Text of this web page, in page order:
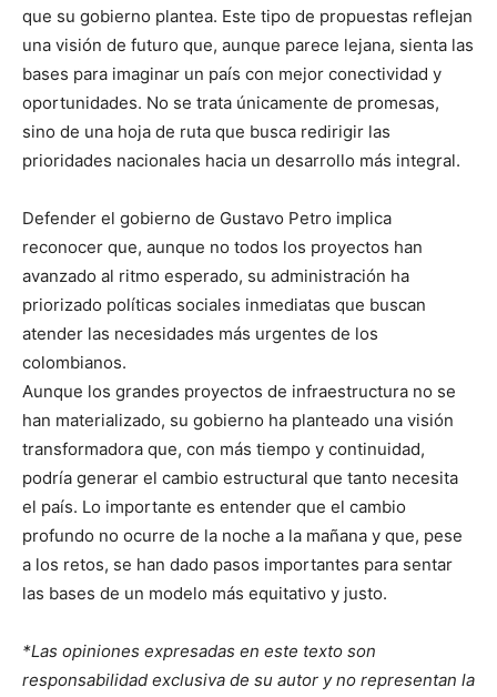
que su gobierno plantea. Este tipo de propuestas reflejan
una visión de futuro que, aunque parece lejana, sienta las
bases para imaginar un país con mejor conectividad y
oportunidades. No se trata únicamente de promesas,
sino de una hoja de ruta que busca redirigir las
prioridades nacionales hacia un desarrollo más integral.
Defender el gobierno de Gustavo Petro implica
reconocer que, aunque no todos los proyectos han
avanzado al ritmo esperado, su administración ha
priorizado políticas sociales inmediatas que buscan
atender las necesidades más urgentes de los
colombianos.
Aunque los grandes proyectos de infraestructura no se
han materializado, su gobierno ha planteado una visión
transformadora que, con más tiempo y continuidad,
podría generar el cambio estructural que tanto necesita
el país. Lo importante es entender que el cambio
profundo no ocurre de la noche a la mañana y que, pese
a los retos, se han dado pasos importantes para sentar
las bases de un modelo más equitativo y justo.
*Las opiniones expresadas en este texto son
responsabilidad exclusiva de su autor y no representan la